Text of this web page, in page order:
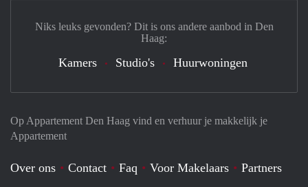
Op Appartement Den Haag vind en verhuur je makkelijk je
Appartement
Over ons Contact Faq Voor Makelaars
Partners
Niks leuks gevonden? Dit is ons andere aanbod in Den
Haag:
Kamers Studio's Huurwoningen